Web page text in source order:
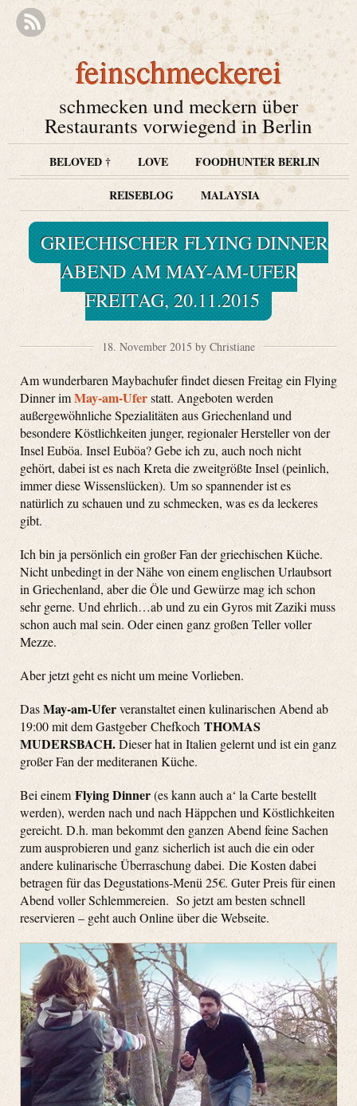
feinschmeckerei
schmecken und meckern über
Restaurants vorwiegend in Berlin
BELOVED † LOVE
FOODHUNTER BERLIN
REISEBLOG
MALAYSIA
GRIECHISCHER FLYING DINNER
ABEND AM MAY-AM-UFER
FREITAG, 20.11.2015
18. November 2015 by Christiane
Am wunderbaren Maybachufer findet diesen Freitag ein Flying
Dinner imMay-am-Uferstatt. Angeboten werden
außergewöhnliche Spezialitäten aus Griechenland und
besondere Köstlichkeiten junger, regionaler Hersteller von der
Insel Euböa. Insel Euböa? Gebe ich zu, auch noch nicht
gehört, dabei ist es nach Kreta die zweitgrößte Insel (peinlich,
immer diese Wissenslücken). Um so spannender ist es
natürlich zu schauen und zu schmecken, was es da leckeres
gibt.
Ich bin ja persönlich ein großer Fan der griechischen Küche.
Nicht unbedingt in der Nähe von einem englischen Urlaubsort
in Griechenland, aber die Öle und Gewürze mag ich schon
sehr gerne. Und ehrlich…ab und zu ein Gyros mit Zaziki muss
schon auch mal sein. Oder einen ganz großen Teller voller
Mezze.
Aber jetzt geht es nicht um meine Vorlieben.
DasMay-am-Uferveranstaltet einen kulinarischen Abend ab
19:00 mit dem Gastgeber Chefkoch THOMAS
MUDERSBACH.Dieser hat in Italien gelernt und ist ein ganz
großer Fan der mediteranen Küche.
Bei einemFlying Dinner(es kann auch a‘ la Carte bestellt
werden), werden nach und nach Häppchen und Köstlichkeiten
gereicht. D.h. man bekommt den ganzen Abend feine Sachen
zum ausprobieren und ganz sicherlich ist auch die ein oder
andere kulinarische Überraschung dabei. Die Kosten dabei
betragen für das Degustations-Menü 25€. Guter Preis für einen
Abend voller Schlemmereien. So jetzt am besten schnell
reservieren – geht auch Online über die Webseite.